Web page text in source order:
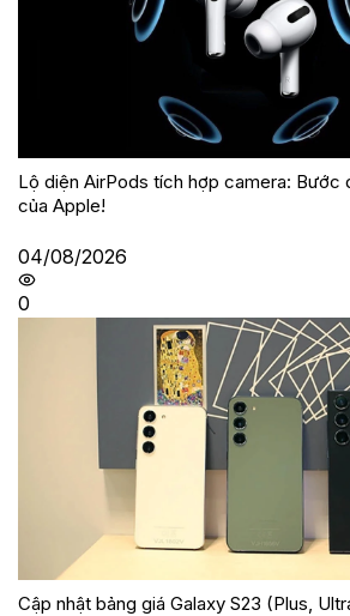
Lộ diện AirPods tích hợp camera: Bước
của Apple!
04/08/2026
0
Cập nhật bảng giá Galaxy S23 (Plus,